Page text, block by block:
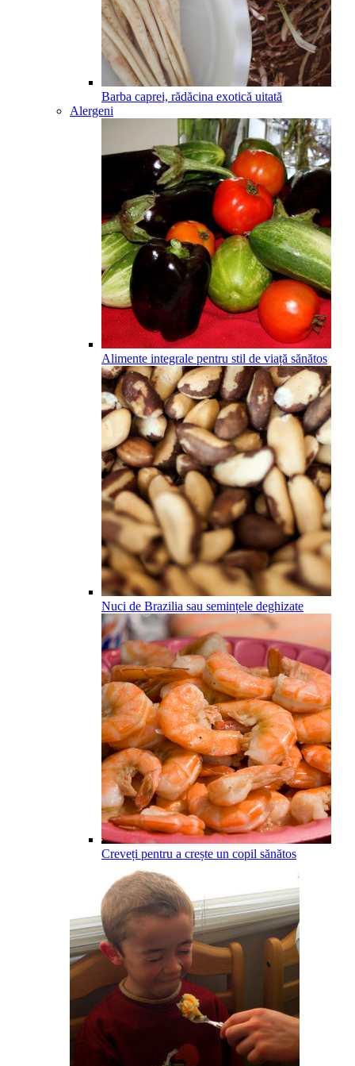
Barba caprei, rădăcina exotică uitată
Alergeni
Alimente integrale pentru stil de viață sănătos
Nuci de Brazilia sau semințele deghizate
Creveți pentru a crește un copil sănătos